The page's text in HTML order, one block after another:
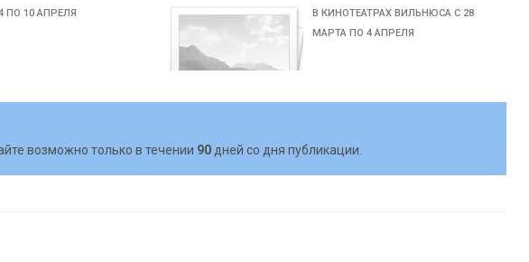
ПО 10 АПРЕЛЯ
В КИНОТЕАТРАХ ВИЛЬНЮСА С 28
МАРТА ПО 4 АПРЕЛЯ
возможно только в течении 90 дней со дня публикации.